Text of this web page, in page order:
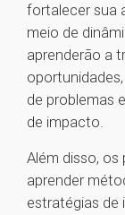
fortalecer sua
meio de
aprenderão a
de problemas
de impacto.
Além disso,
aprender
estratégias de